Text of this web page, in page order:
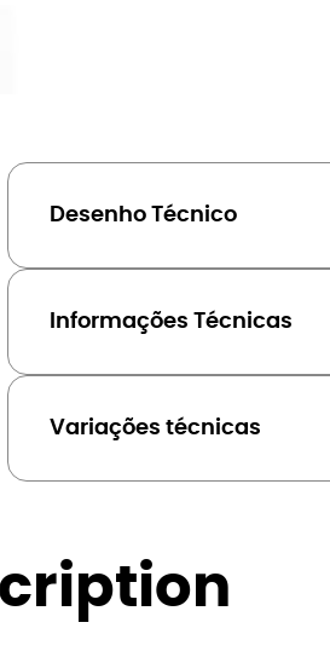
Desenho Técnico
Informações Técnicas
Variações técnicas